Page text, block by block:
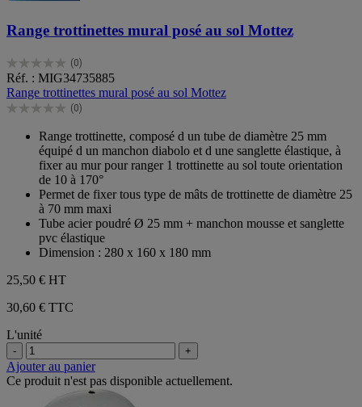
Range trottinettes mural posé au sol Mottez
(0)
0.0
sur
5
étoiles.
Réf. : MIG34735885
Range trottinettes mural posé au sol Mottez
(0)
0.0
étoiles.
Range trottinette, composé d un tube de diamètre 25 mm
équipé d un manchon diabolo et d une sanglette élastique, à
fixer au mur pour ranger 1 trottinette au sol toute orientation
de 10 à 170°
Permet de fixer tous type de mâts de trottinette de diamètre 25
à 70 mm maxi
Tube acier poudré Ø 25 mm + manchon mousse et sanglette
pvc élastique
Dimension : 280 x 160 x 180 mm
25,50 € HT
30,60 € TTC
L'unité
- +
Ajouter au panier
Ce produit n'est pas disponible actuellement.